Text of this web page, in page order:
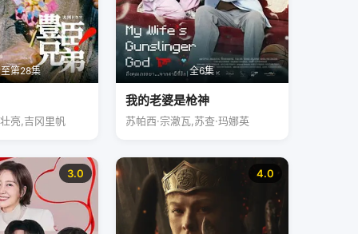
第28集
亮,吉冈里帆
全6集
我的老婆是枪神
苏帕西·宗澈瓦,苏查·玛娜英
3.0 4.0